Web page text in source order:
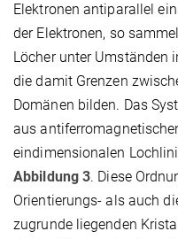
Elektronen antiparallel
der Elektronen, so
Löcher unter Umständen
die damit Grenzen
Domänen bilden. Das
aus
eindimensionalen
Abbildung 3. Diese
Orientierungs- als auch
zugrunde liegenden